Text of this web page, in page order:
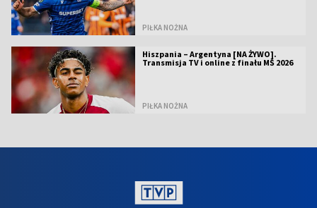
PIŁKA NOŻNA
Hiszpania – Argentyna [NA ŻYWO].
Transmisja TV i online z finału MŚ 2026
PIŁKA NOŻNA